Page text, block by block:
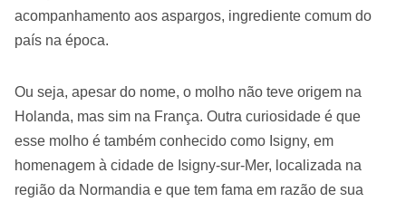
acompanhamento aos aspargos, ingrediente comum do
país na época.
Ou seja, apesar do nome, o molho não teve origem na
Holanda, mas sim na França. Outra curiosidade é que
esse molho é também conhecido como Isigny, em
homenagem à cidade de Isigny-sur-Mer, localizada na
região da Normandia e que tem fama em razão de sua